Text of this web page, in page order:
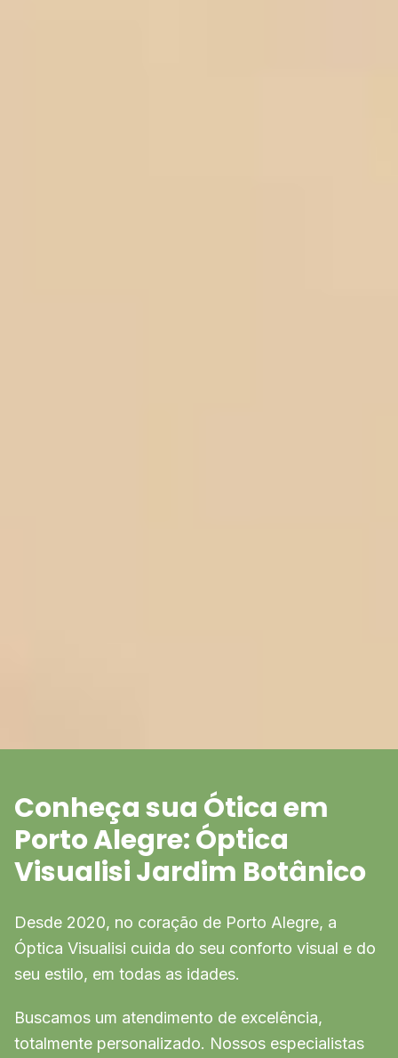
Conheça sua Ótica em
Porto Alegre: Óptica
Visualisi Jardim Botânico
Desde 2020, no coração de Porto Alegre, a
Óptica Visualisi cuida do seu conforto visual e do
seu estilo, em todas as idades.
Buscamos um atendimento de excelência,
totalmente personalizado. Nossos especialistas